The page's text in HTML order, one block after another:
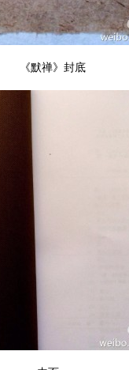
《默禅》封底